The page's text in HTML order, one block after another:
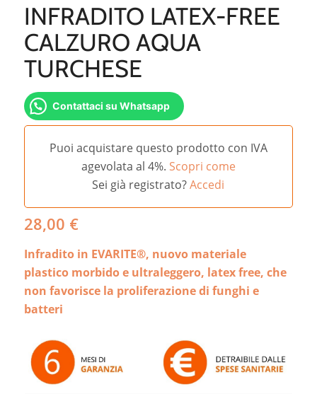
INFRADITO LATEX-FREE
CALZURO AQUA
TURCHESE
Contattaci su Whatsapp
Puoi acquistare questo prodotto con IVA
agevolata al 4%. Scopri come
Sei già registrato?Accedi
28,00 €
Infradito in EVARITE®, nuovo materiale
plastico morbido e ultraleggero, latex free, che
non favorisce la proliferazione di funghi e
batteri